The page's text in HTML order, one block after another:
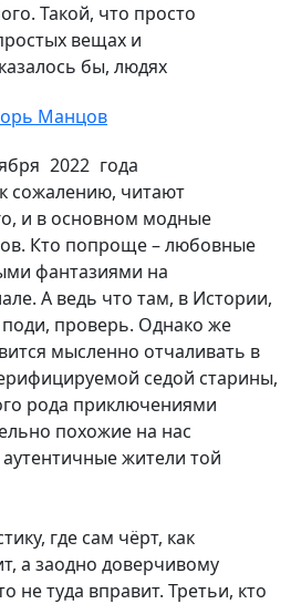
Такой, что просто
вещах и
бы, людях
Манцов
2022 года
сожалению, читают
и в основном модные
Кто попроще – любовные
фантазиями на
А ведь что там, в Истории,
проверь. Однако же
мысленно отчаливать в
седой старины,
рода приключениями
похожие на нас
жители той
где сам чёрт, как
а заодно доверчивому
не туда вправит. Третьи, кто